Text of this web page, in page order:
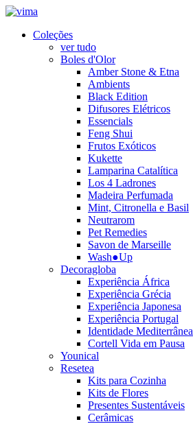
Coleções
ver tudo
Boles d'Olor
Amber Stone & Etna
Ambients
Black Edition
Difusores Elétricos
Essencials
Feng Shui
Frutos Exóticos
Kukette
Lamparina Catalítica
Los 4 Ladrones
Madeira Perfumada
Mint, Citronella e Basil
Neutrarom
Pet Remedies
Savon de Marseille
Wash●Up
Decoragloba
Experiência África
Experiência Grécia
Experiência Japonesa
Experiência Portugal
Identidade Mediterrânea
Cortell Vida em Pausa
Younical
Resetea
Kits para Cozinha
Kits de Flores
Presentes Sustentáveis
Cerâmicas